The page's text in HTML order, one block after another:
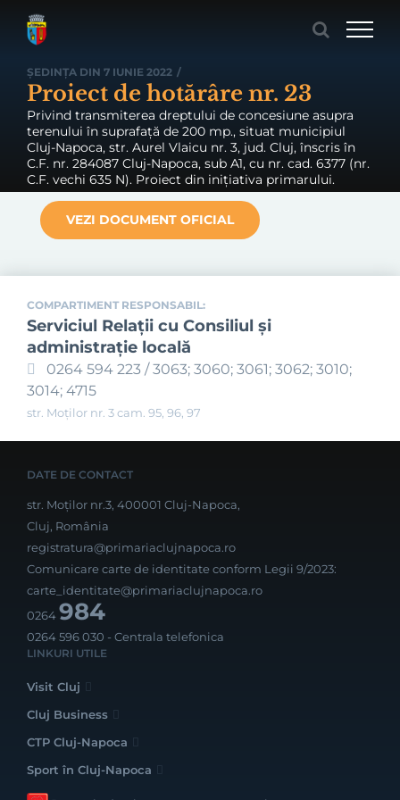
ȘEDINȚA DIN 7 IUNIE 2022 /
Proiect de hotărâre nr. 23
Privind transmiterea dreptului de concesiune asupra
terenului în suprafață de 200 mp., situat municipiul
Cluj-Napoca, str. Aurel Vlaicu nr. 3, jud. Cluj, înscris în
C.F. nr. 284087 Cluj-Napoca, sub A1, cu nr. cad. 6377 (nr.
C.F. vechi 635 N). Proiect din inițiativa primarului.
VEZI DOCUMENT OFICIAL
COMPARTIMENT RESPONSABIL:
Serviciul Relaţii cu Consiliul şi
administraţie locală
0264 594 223 / 3063; 3060; 3061; 3062; 3010;
3014; 4715
str. Moților nr. 3 cam. 95, 96, 97
DATE DE CONTACT
str. Moților nr.3, 400001 Cluj-Napoca,
Cluj, România
registratura@primariaclujnapoca.ro
Comunicare carte de identitate conform Legii 9/2023:
carte_identitate@primariaclujnapoca.ro
0264984
0264 596 030 - Centrala telefonica
LINKURI UTILE
Visit Cluj
Cluj Business
CTP Cluj-Napoca
Sport în Cluj-Napoca